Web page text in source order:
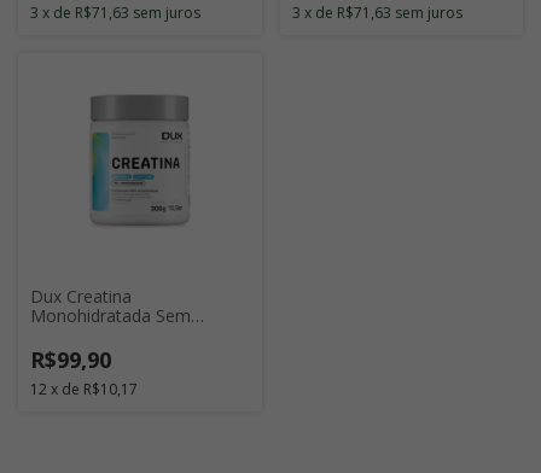
3 x de R$71,63 sem juros 3 x de R$71,63 sem juros
Dux Creatina
Monohidratada Sem
R$99,90
12 x de R$10,17